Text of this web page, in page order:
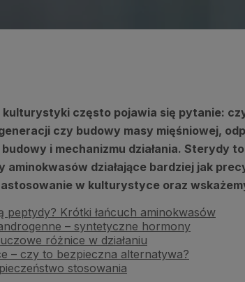
często pojawia się pytanie:
czy budowy masy mięśniowej,
i mechanizmu działania. Sterydy
aminokwasów działające bardziej jak
w kulturystyce oraz
peptydy? Krótki łańcuch aminokwasów
– syntetyczne hormony
różnice w działaniu
– czy to bezpieczna alternatywa?
stosowania